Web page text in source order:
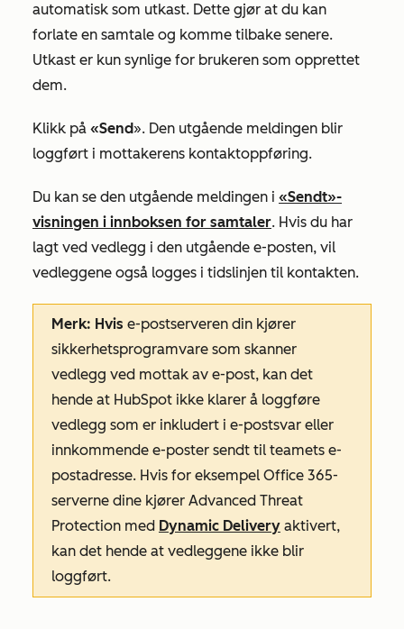
automatisk som utkast. Dette gjør at du kan
forlate en samtale og komme tilbake senere.
Utkast er kun synlige for brukeren som opprettet
dem.
Klikk på «Send». Den utgående meldingen blir
loggført i mottakerens kontaktoppføring.
Du kan se den utgående meldingen i «Sendt»-
visningen i innboksen for samtaler. Hvis du har
lagt ved vedlegg i den utgående e-posten, vil
vedleggene også logges i tidslinjen til kontakten.
Merk: Hvis e-postserveren din kjører
sikkerhetsprogramvare som skanner
vedlegg ved mottak av e-post, kan det
hende at HubSpot ikke klarer å loggføre
vedlegg som er inkludert i e-postsvar eller
innkommende e-poster sendt til teamets e-
postadresse. Hvis for eksempel Office 365-
serverne dine kjører Advanced Threat
Protection med Dynamic Delivery aktivert,
kan det hende at vedleggene ikke blir
loggført.